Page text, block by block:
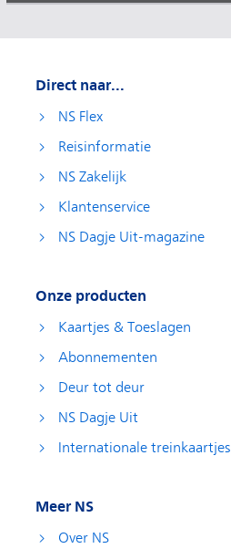
Direct naar...
NS Flex
Reisinformatie
NS Zakelijk
Klantenservice
NS Dagje Uit-magazine
Onze producten
Kaartjes & Toeslagen
Abonnementen
Deur tot deur
NS Dagje Uit
Internationale treinkaartjes
Meer NS
Over NS